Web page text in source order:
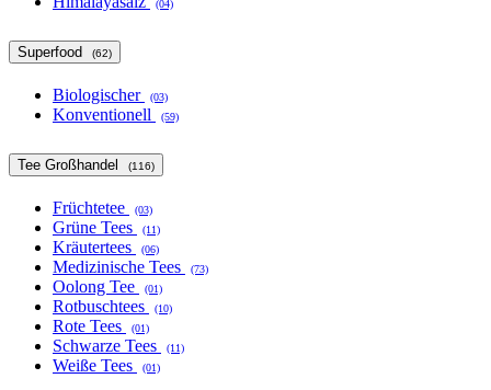
(04)
Superfood (62)
Biologischer (03)
Konventionell (59)
Tee Großhandel (116)
Früchtetee (03)
Grüne Tees (11)
Kräutertees (06)
Medizinische Tees (73)
Oolong Tee (01)
Rotbuschtees (10)
Rote Tees (01)
Schwarze Tees (11)
Weiße Tees (01)